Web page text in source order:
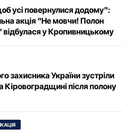
усі повернулися додому":
акція "Не мовчи! Полон
відбулася у Кропивницькому
захисника України зустріли
Кіровоградщині після полону